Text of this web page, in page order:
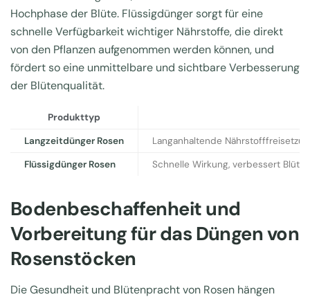
Hochphase der Blüte. Flüssigdünger sorgt für eine
schnelle Verfügbarkeit wichtiger Nährstoffe, die direkt
von den Pflanzen aufgenommen werden können, und
fördert so eine unmittelbare und sichtbare Verbesserung
der Blütenqualität.
Produkttyp
Langzeitdünger Rosen
Langanhaltende
Flüssigdünger Rosen
Schnelle Wirkung, verbessert
Bodenbeschaffenheit und
Vorbereitung für das Düngen von
Rosenstöcken
Die Gesundheit und Blütenpracht von Rosen hängen